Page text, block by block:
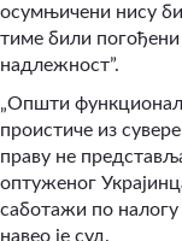
осумњичени нису
тиме били погођени
надлежност”.
„Општи
проистиче из
праву не
оптуженог
саботажи по
навео је суд.